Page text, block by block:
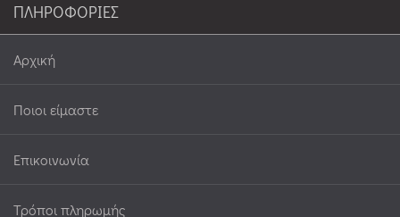
ΠΛΗΡΟΦΟΡΙΕΣ
Αρχική
Ποιοι είμαστε
Επικοινωνία
Τρόποι πληρωμής